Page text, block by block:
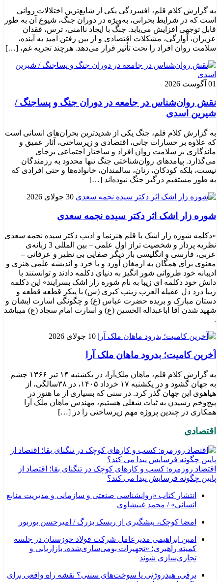
به گزارش کلام قلم، افسردگی یکی از شایع‌ترین اختلالات روانی
است که در شرایط بحرانی، به‌ویژه در دوران جنگ، شیوع آن به طور
قابل توجهی افزایش می‌یابد. جنگ با ایجاد ناامنی، ترس، فقدان
عزیزان، آوارگی، مشکلات اقتصادی و از بین رفتن امید به آینده،
سلامت روان افراد را تحت تأثیر قرار می‌دهد. هرچند تجربه غم، […]
01 آگوست 2026
نقش روان‌شناس در جامعه در دوران جنگ و پساجنگ /
شیرین اسدی
به گزارش کلام قلم، جنگ یکی از شدیدترین بحران‌های انسانی است
که علاوه بر خسارات جانی، اقتصادی و زیرساختی، آثار عمیق و
ماندگاری بر سلامت روان افراد و ساختار اجتماعی برجای
می‌گذارد. پیامدهای روان‌شناختی جنگ تنها محدود به رزمندگان
نیست، بلکه کودکان، زنان، سالمندان، خانواده‌ها و حتی افرادی که
به طور مستقیم درگیر جنگ نبوده‌اند […]
30 جولای 2026
شوره زار اشک اثر دکتر سیده نجمه سعدی
«دکلمه شوره زار اشک با قلم هنرنما و ادیب دکتر سیده نجمه سعدی
نظریه پرداز و شخصیت تراز اول علمی – بین المللی 3 زبانه‌ی
عربی، فارسی و انگلیسی بار دیگر صفایی بی نظیر و عرفانی –
معنوی برای همگان به ارمغان آورد و با خرد و اندیشه علمی هنری و
ادیبانه خود طرواتی شور انگیز به دنیای دکلمه دادند و توانستند با
دانش خود دکلمه ای زیبا به نام شوره زار اشک بسرایند» این دکلمه
زیبا درد دل عقیله العرب زینب کبری (س) با پیکر قطعه قطعه و
دستان مبارک و بریده حضرت عباس (ع) و چگونگی اسارت ایشان و
شهید شدن آقا اباعبداله الحسین (ع) و اسارت امام سجاد (ع) میباشد
.
10 جولای 2026
​آخرین کامیت؛ بدرود ماهان ملک آرا
به گزارش کلام قلم، ماهان ملک‌آرا، در یکشنبه ۱۴ تیر ۱۳۶۶ چشم
به جهان گشود و در یکشنبه ۱۷ خرداد ۱۴۰۵، در ۳۸سالگی، از
هیاهوی این جهان گذر کرد. در سنی که بسیاری از ما هنوز در
پیچ‌وخم رسیدن به ثبات شغلی هستیم، مهندس ماهان ملک آرا
همکاری در چندین پروژه مهم زیرساختی را در […]
اقتصادی
اقتصاد روزمره: کسب‌ و کارهای کوچک در تنگنای بقا؛ اقتصاد از
پایین چگونه فرسایش پیدا می کند؟
انتشار کتاب «روانشناسی صنعتی و سازمانی و مدیریت منابع
انسانی» / محمد غبیشاوی
امضا کوچک، پیشگیری از ریسک بزرگ / امیرحسن بوربور
امین ابراهیمی مدیرعامل شرکت فولاد خوزستان در جلسه
کمیته راهبری؛ «تجهیزات بومی‌سازی‌شده، بازاریابی و
تجاری‌سازی شوند
برقی، هیدروژنی یا سوخت‌های سنتی؟ نقشه راه واقعی برای